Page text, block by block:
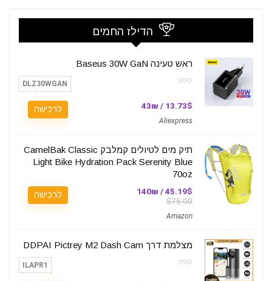
הדילז החמים
ראש טעינה Baseus 30W GaN
קופון: DLZ30WGAN
13.73$ / 43₪
Aliexpress
לרכישה
תיק מים לטיולים קמלבק CamelBak Classic
Light Bike Hydration Pack Serenity Blue
70oz
45.19$ / 140₪
$75.00
Amazon
לרכישה
מצלמת דרך DDPAI Pictrey M2 Dash Cam
קופון: ILAPR1